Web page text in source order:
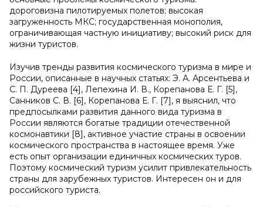
дороговизна пилотируемых полетов; высокая
загруженность МКС; государственная монополия,
ограничивающая частную инициативу; высокий риск для
жизни туристов.
Изучив тренды развития космического туризма в мире и
России, описанные в научных статьях: Э. А. Арсентьева и
С. П. Дуреева [4], Лепехина И. В., Корепанова Е. Г. [5],
Санников С. В. [6], Корепанова Е. Г. [7], я выяснил, что
предпосылками развития данного вида туризма в
России являются богатые традиции отечественной
космонавтики [8], активное участие страны в освоении
космического пространства в настоящее время. Уже
есть опыт организации единичных космических туров.
Поэтому космический туризм усилит привлекательность
страны для зарубежных туристов. Интересен он и для
российского туриста.